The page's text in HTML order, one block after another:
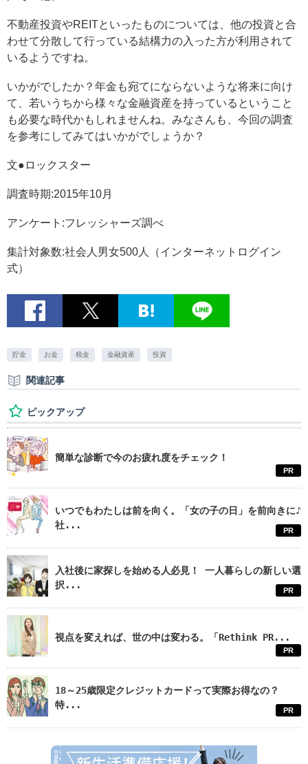
不動産投資やREITといったものについては、他の投資と合
わせて分散して行っている結構力の入った方が利用されて
いるようですね。
いかがでしたか？年金も宛てにならないような将来に向け
て、若いうちから様々な金融資産を持っているということ
も必要な時代かもしれませんね。みなさんも、今回の調査
を参考にしてみてはいかがでしょうか？
文●ロックスター
調査時期:2015年10月
アンケート:フレッシャーズ調べ
集計対象数:社会人男女500人（インターネットログイン
式）
貯金 お金 税金 金融資産 投資
関連記事
ピックアップ
簡単な診断で今のお疲れ度をチェック！
PR
いつでもわたしは前を向く。「女の子の日」を前向きに♪
社...
PR
入社後に家探しを始める人必見！ 一人暮らしの新しい選
択...
PR
視点を変えれば、世の中は変わる。「Rethink PR...
PR
18～25歳限定クレジットカードって実際お得なの？
特...
PR